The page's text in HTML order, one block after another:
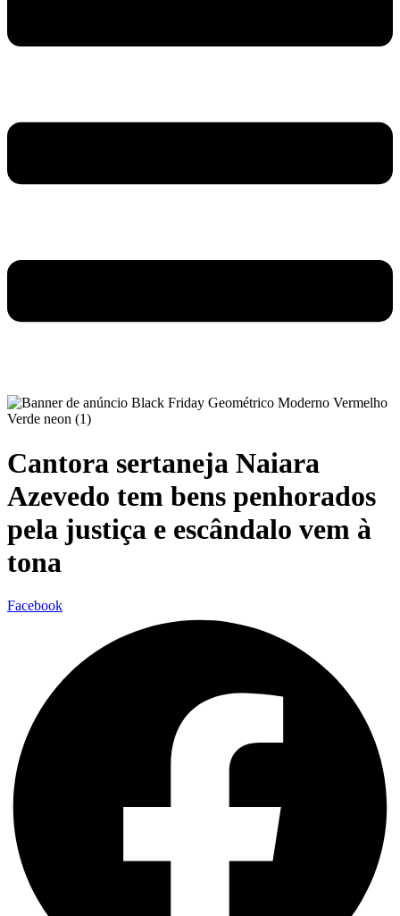
Cantora sertaneja Naiara
Azevedo tem bens penhorados
pela justiça e escândalo vem à
tona
Facebook